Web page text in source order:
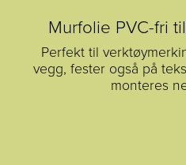
Murfolie PVC-fri
Perfekt til
vegg, fester også på
monteres